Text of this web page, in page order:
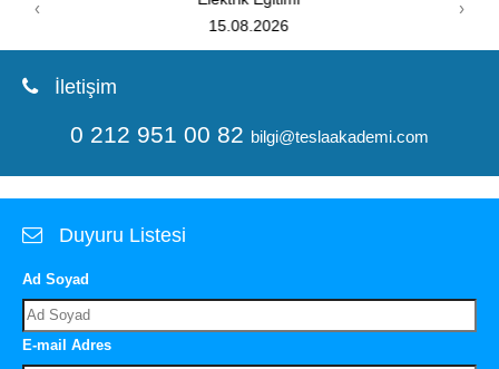
08.08.2026
‹ ›
İletişim
0 212 951 00 82 bilgi@teslaakademi.com
Duyuru Listesi
Ad Soyad
E-mail Adres